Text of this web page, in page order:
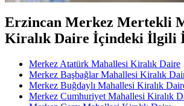
Erzincan Merkez Mertekli
Kiralık Daire İçindeki İlgili
Merkez Atatürk Mahallesi Kiralık Daire
Merkez Başbağlar Mahallesi Kiralık
Merkez Buğdaylı Mahallesi Kiralık
Merkez Cumhuriyet Mahallesi Kiralık